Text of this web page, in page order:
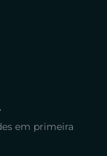
em primeira